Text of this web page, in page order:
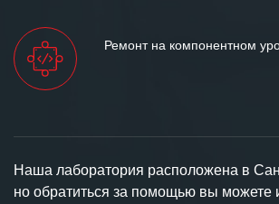
Ремонт на компонентном
Наша лаборатория расположена в
но обратиться за помощью вы можете